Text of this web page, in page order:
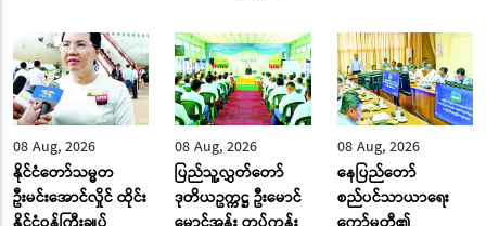
08 Aug, 2026
နိုင်ငံတော်သမ္မတ
ဦးမင်းအောင်လှိုင် ထိုင်း
08 Aug, 2026
ပြည်သူ့လွှတ်တော်
ဒုတိယဥက္ကဋ္ဌ ဦးမောင်
08 Aug, 2026
နေပြည်တော်
စည်ပင်သာယာရေး